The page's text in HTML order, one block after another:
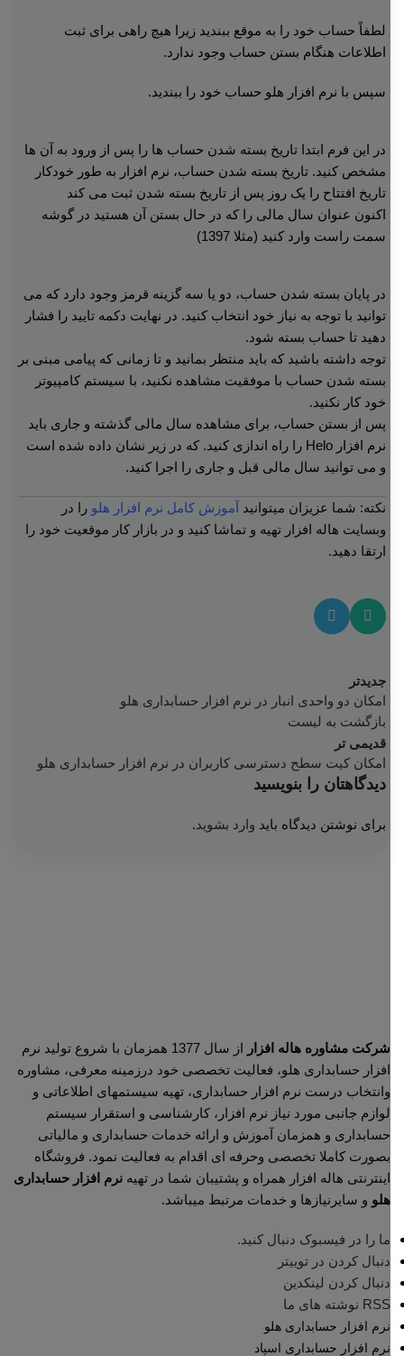
لطفاً حساب خود را به موقع ببندید زیرا هیچ راهی برای ثبت
اطلاعات هنگام بستن حساب وجود ندارد.
سپس با نرم افزار هلو حساب خود را ببندید.
در این فرم ابتدا تاریخ بسته شدن حساب ها را پس از ورود به آن ها
مشخص کنید. تاریخ بسته شدن حساب، نرم افزار به طور خودکار
تاریخ افتتاح را یک روز پس از تاریخ بسته شدن ثبت می کند
اکنون عنوان سال مالی را که در حال بستن آن هستید در گوشه
سمت راست وارد کنید (مثلا 1397)
در پایان بسته شدن حساب، دو یا سه گزینه قرمز وجود دارد که می
توانید با توجه به نیاز خود انتخاب کنید. در نهایت دکمه تایید را فشار
دهید تا حساب بسته شود.
توجه داشته باشید که باید منتظر بمانید و تا زمانی که پیامی مبنی بر
بسته شدن حساب با موفقیت مشاهده نکنید، با سیستم کامپیوتر
خود کار نکنید.
پس از بستن حساب، برای مشاهده سال مالی گذشته و جاری باید
نرم افزار Helo را راه اندازی کنید. که در زیر نشان داده شده است
و می توانید سال مالی قبل و جاری را اجرا کنید.
نکته: شما عزیزان میتوانید آموزش کامل نرم افزار هلو را در
وبسایت هاله افزار تهیه و تماشا کنید و در بازار کار موقعیت خود را
ارتقا دهید.
جدیدتر
امکان دو واحدی انبار در نرم افزار حسابداری هلو
بازگشت به لیست
قدیمی تر
امکان کیت سطح دسترسی کاربران در نرم افزار حسابداری هلو
دیدگاهتان را بنویسید
برای نوشتن دیدگاه باید وارد بشوید .
شرکت مشاوره هاله افزار
از سال 1377 همزمان با شروع تولید نرم
افزار حسابداری هلو، فعالیت تخصصی خود درزمینه معرفی، مشاوره
وانتخاب درست نرم افزار حسابداری، تهیه سیستمهای اطلاعاتی و
لوازم جانبی مورد نیاز نرم افزار، کارشناسی و استقرار سیستم
حسابداری و همزمان آموزش و ارائه خدمات حسابداری و مالیاتی
بصورت کاملا تخصصی وحرفه ای اقدام به فعالیت نمود. فروشگاه
اینترنتی هاله افزار همراه و پشتیبان شما در تهیه نرم افزار حسابداری
هلو و سایرنیازها و خدمات مرتبط میباشد.
ما را در فیسبوک دنبال کنید.
دنبال کردن در توییتر
دنبال کردن لینکدین
RSS نوشته های ما
نرم افزار حسابداری هلو
نرم افزار حسابداری اسپاد